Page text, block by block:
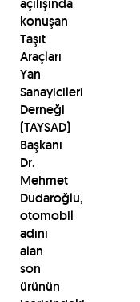
açılışında
konuşan
Taşıt
Araçları
Yan
Sanayicileri
Derneği
(TAYSAD)
Başkanı
Dr.
Mehmet
Dudaroğlu,
otomobil
adını
alan
son
ürünün